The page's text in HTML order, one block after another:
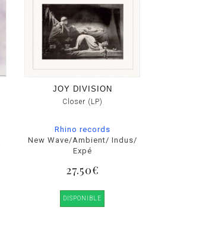
JOY DIVISION
Closer (LP)
Rhino records
New Wave/Ambient/ Indus/
Expé
27.50€
DISPONIBLE